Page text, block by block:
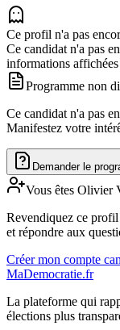
Ce profil n'a pas
Ce candidat n'a pas
informations
Programme non
Ce candidat n'a pas
Manifestez votre
Demander le
Vous êtes Olivier
Revendiquez ce
et répondre aux
Créer mon compte
MaDemocratie.fr
La plateforme qui
élections plus